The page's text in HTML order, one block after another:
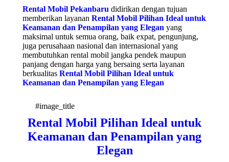
Rental Mobil Pekanbaru didirikan dengan tujuan
memberikan layanan Rental Mobil Pilihan Ideal untuk
Keamanan dan Penampilan yang Elegan yang
maksimal untuk semua orang, baik expat, pengunjung,
juga perusahaan nasional dan internasional yang
membutuhkan rental mobil jangka pendek maupun
panjang dengan harga yang bersaing serta layanan
berkualitas Rental Mobil Pilihan Ideal untuk
Keamanan dan Penampilan yang Elegan
#image_title
Rental Mobil Pilihan Ideal untuk
Keamanan dan Penampilan yang
Elegan